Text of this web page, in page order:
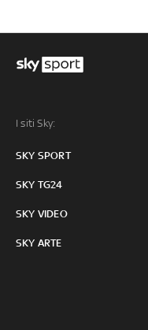
I siti Sky:
SKY SPORT
SKY TG24
SKY VIDEO
SKY ARTE